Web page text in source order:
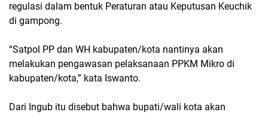
regulasi dalam bentuk Peraturan atau Keputusan Keuchik
di gampong.
“Satpol PP dan WH kabupaten/kota nantinya akan
melakukan pengawasan pelaksanaan PPKM Mikro di
kabupaten/kota,” kata Iswanto.
Dari Ingub itu disebut bahwa bupati/wali kota akan